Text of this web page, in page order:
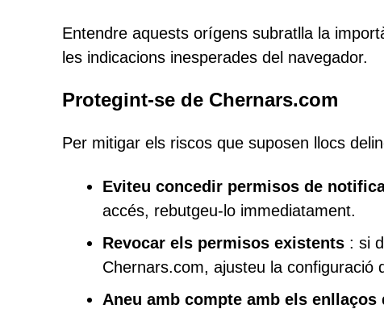
Entendre aquests orígens subratlla la
les indicacions inesperades del navegador.
Protegint-se de Chernars.com
Per mitigar els riscos que suposen llocs
Eviteu concedir permisos de
accés, rebutgeu-lo immediatament.
Revocar els permisos existents : si
Chernars.com, ajusteu la configuració
Aneu amb compte amb els